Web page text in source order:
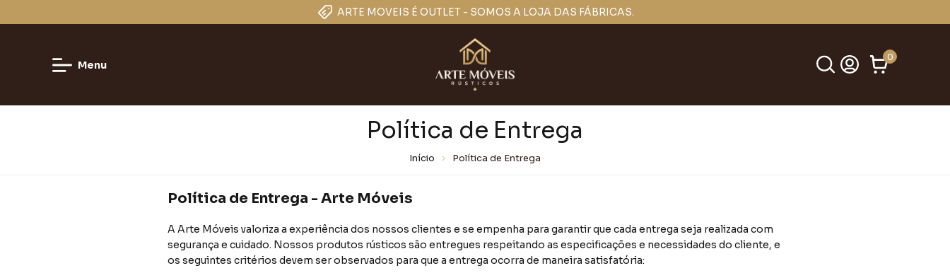
DESCONTO DE 10% NO PIX
Menu
0
Política de Entrega
Início Política de Entrega
Política de Entrega - Arte Móveis
A Arte Móveis valoriza a experiência dos nossos clientes e se empenha para garantir que cada entrega seja realizada com
segurança e cuidado. Nossos produtos rústicos são entregues respeitando as especificações e necessidades do cliente, e
os seguintes critérios devem ser observados para que a entrega ocorra de maneira satisfatória: